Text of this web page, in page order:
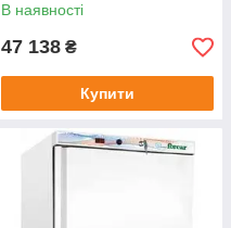
В наявності
47 138 ₴
Купити